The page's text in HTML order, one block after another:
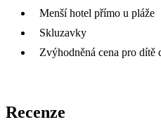
Menší hotel přímo u pláže
Skluzavky
Zvýhodněná cena pro dítě
Recenze